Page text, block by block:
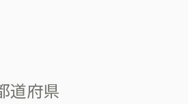
道府県